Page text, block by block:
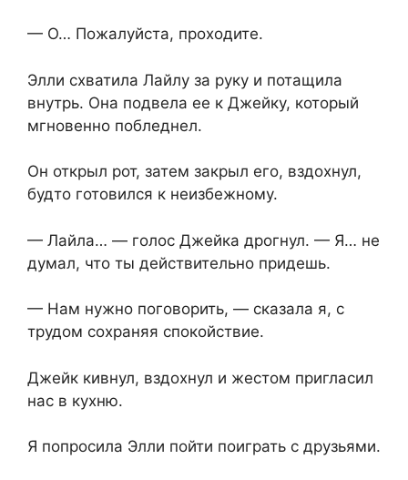
— О… Пожалуйста, проходите.
Элли схватила Лайлу за руку и потащила
внутрь. Она подвела ее к Джейку, который
мгновенно побледнел.
Он открыл рот, затем закрыл его, вздохнул,
будто готовился к неизбежному.
— Лайла… — голос Джейка дрогнул. — Я… не
думал, что ты действительно придешь.
— Нам нужно поговорить, — сказала я, с
трудом сохраняя спокойствие.
Джейк кивнул, вздохнул и жестом пригласил
нас в кухню.
Я попросила Элли пойти поиграть с друзьями.